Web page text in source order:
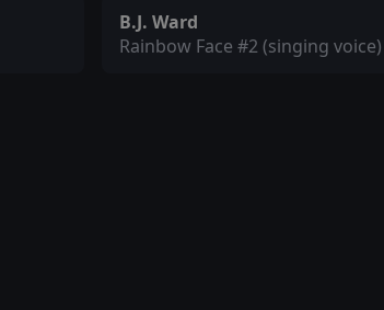
B.J. Ward
Rainbow Face #2 (singing voice)